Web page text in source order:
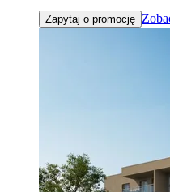
Zapytaj o promocję